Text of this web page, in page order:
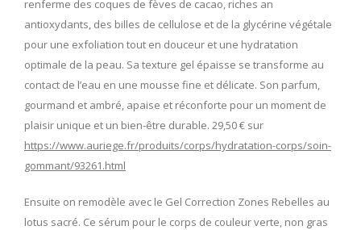
renferme des coques de fèves de cacao, riches an
antioxydants, des billes de cellulose et de la glycérine végétale
pour une exfoliation tout en douceur et une hydratation
optimale de la peau. Sa texture gel épaisse se transforme au
contact de l’eau en une mousse fine et délicate. Son parfum,
gourmand et ambré, apaise et réconforte pour un moment de
plaisir unique et un bien-être durable. 29,50 € sur
https://www.auriege.fr/produits/corps/hydratation-corps/soin-
gommant/93261.html
Ensuite on remodèle avec le Gel Correction Zones Rebelles au
lotus sacré. Ce sérum pour le corps de couleur verte, non gras